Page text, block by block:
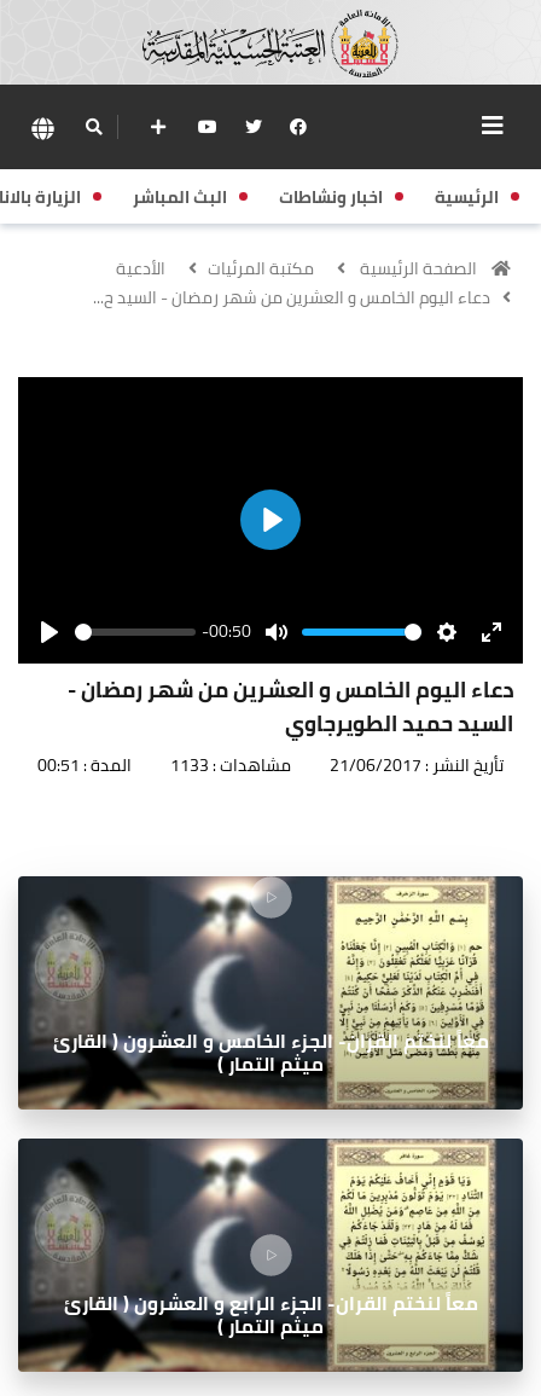
الرئيسية اخبار ونشاطات البث المباشر الزيارة
الصفحة الرئيسية مكتبة المرئيات
الأدعية
دعاء اليوم الخامس و العشرين من شهر رمضان - السيد ح...
Play
Play
Seek -00:50
Mute
Volume
SettingsEnter
دعاء اليوم الخامس و العشرين من شهر رمضان -
السيد حميد الطويرجاوي
تأريخ النشر : 21/06/2017 مشاهدات : 1133 المدة : 00:51
معاً لنختم القران- الجزء الخامس و العشرون ( القارئ
ميثم التمار )
معاً لنختم القران- الجزء الرابع و العشرون ( القارئ
ميثم التمار )